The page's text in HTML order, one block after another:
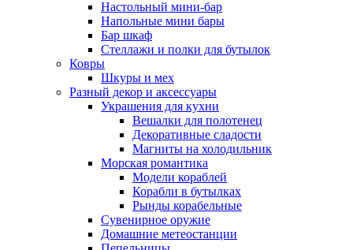
Настольный мини-бар
Напольные мини бары
Бар шкаф
Стеллажи и полки для бутылок
Ковры
Шкуры и мех
Разный декор и аксессуары
Украшения для кухни
Вешалки для полотенец
Декоративные сладости
Магниты на холодильник
Морская романтика
Модели кораблей
Корабли в бутылках
Рынды корабельные
Сувенирное оружие
Домашние метеостанции